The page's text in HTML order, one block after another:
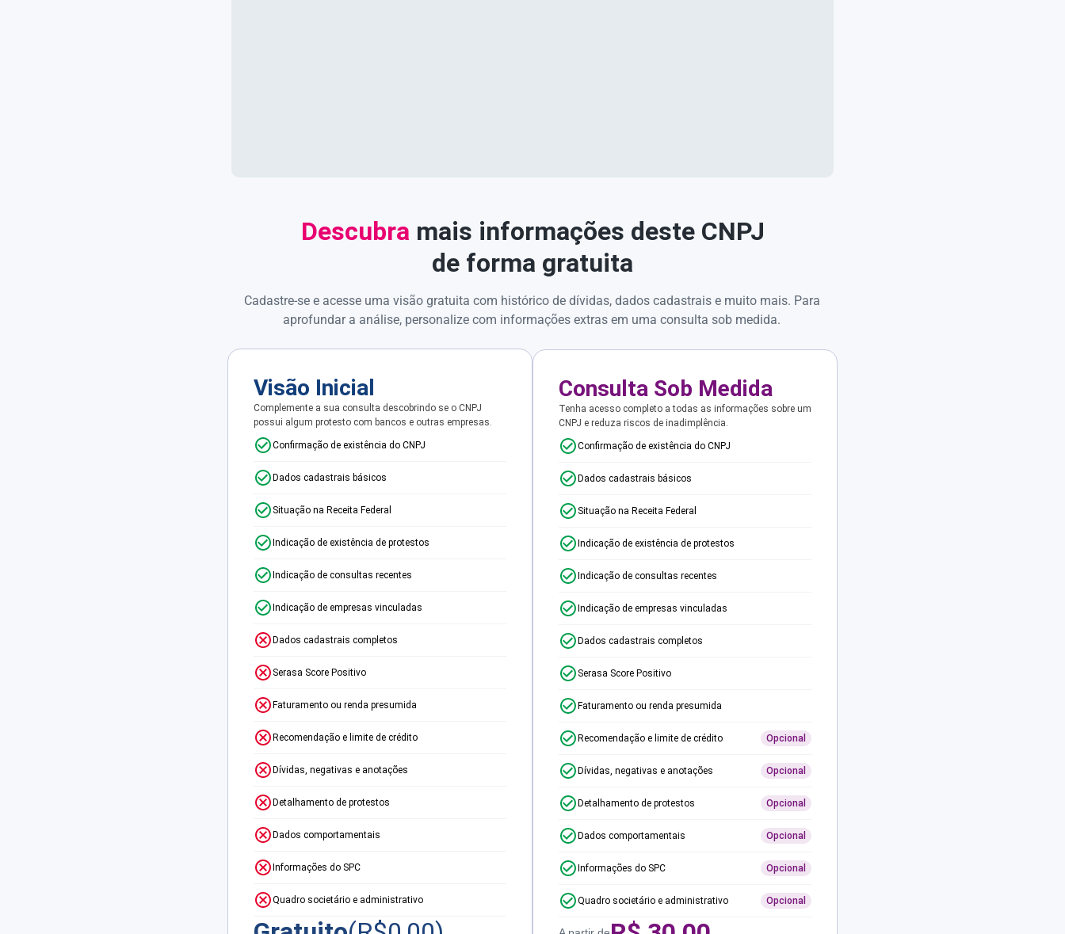
Descubra mais informações deste CNPJ
de forma gratuita
Cadastre-se e acesse uma visão gratuita com histórico de dívidas, dados cadastrais e muito mais. Para
aprofundar a análise, personalize com informações extras em uma consulta sob medida.
Visão Inicial
Complemente a sua consulta descobrindo se o CNPJ
possui algum protesto com bancos e outras empresas.
Confirmação de existência do CNPJ
Dados cadastrais básicos
Situação na Receita Federal
Indicação de existência de protestos
Indicação de consultas recentes
Indicação de empresas vinculadas
Dados cadastrais completos
Serasa Score Positivo
Faturamento ou renda presumida
Recomendação e limite de crédito
Dívidas, negativas e anotações
Detalhamento de protestos
Dados comportamentais
Informações do SPC
Quadro societário e administrativo
Consulta Sob Medida
Tenha acesso completo a todas as informações sobre um
CNPJ e reduza riscos de inadimplência.
Confirmação de existência do CNPJ
Dados cadastrais básicos
Situação na Receita Federal
Indicação de existência de protestos
Indicação de consultas recentes
Indicação de empresas vinculadas
Dados cadastrais completos
Serasa Score Positivo
Faturamento ou renda presumida
Recomendação e limite de crédito Opcional
Dívidas, negativas e anotações Opcional
Detalhamento de protestos Opcional
Dados comportamentais Opcional
Informações do SPC Opcional
Quadro societário e administrativo Opcional